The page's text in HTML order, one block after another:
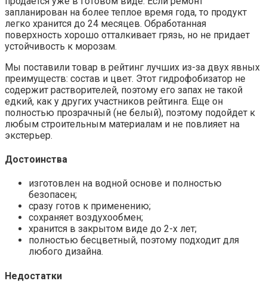
запланирован на более теплое время года, то продукт
легко хранится до 24 месяцев. Обработанная
поверхность хорошо отталкивает грязь, но не придает
устойчивость к морозам.
Мы поставили товар в рейтинг лучших из-за двух явных
преимуществ: состав и цвет. Этот гидрофобизатор не
содержит растворителей, поэтому его запах не такой
едкий, как у других участников рейтинга. Еще он
полностью прозрачный (не белый), поэтому подойдет к
любым строительным материалам и не повлияет на
экстерьер.
Достоинства
изготовлен на водной основе и полностью
безопасен;
сразу готов к применению;
сохраняет воздухообмен;
хранится в закрытом виде до 2-х лет;
полностью бесцветный, поэтому подходит для
любого дизайна.
Недостатки